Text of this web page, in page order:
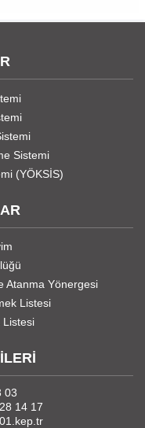
Sistemi
(YÖKSİS)
Atanma Yönergesi
Listesi
Listesi
03
14 17